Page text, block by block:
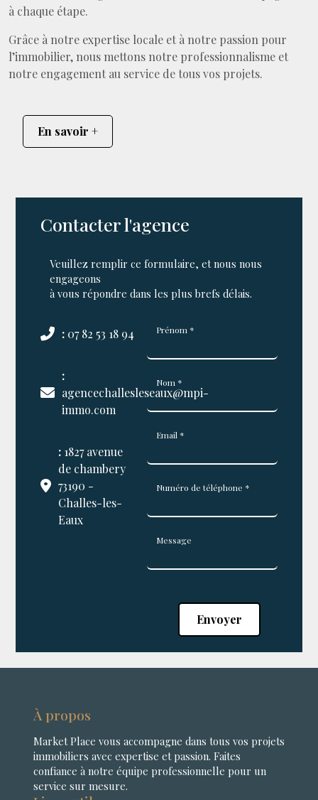
à chaque étape.
Grâce à notre expertise locale et à notre passion pour
l’immobilier, nous mettons notre professionnalisme et
notre engagement au service de tous vos projets.
En savoir +
Contacter l'agence
Veuillez remplir ce formulaire, et nous nous
engageons
à vous répondre dans les plus brefs délais.
:07 82 53 18 94
:
agencechallesleseaux@mpi-
immo.com
:1827 avenue
de chambery
73190 -
Challes-les-
Eaux
Prénom *
Nom *
Email *
Numéro de téléphone *
Message
Envoyer
À propos
Market Place vous accompagne dans tous vos projets
immobiliers avec expertise et passion. Faites
confiance à notre équipe professionnelle pour un
service sur mesure.